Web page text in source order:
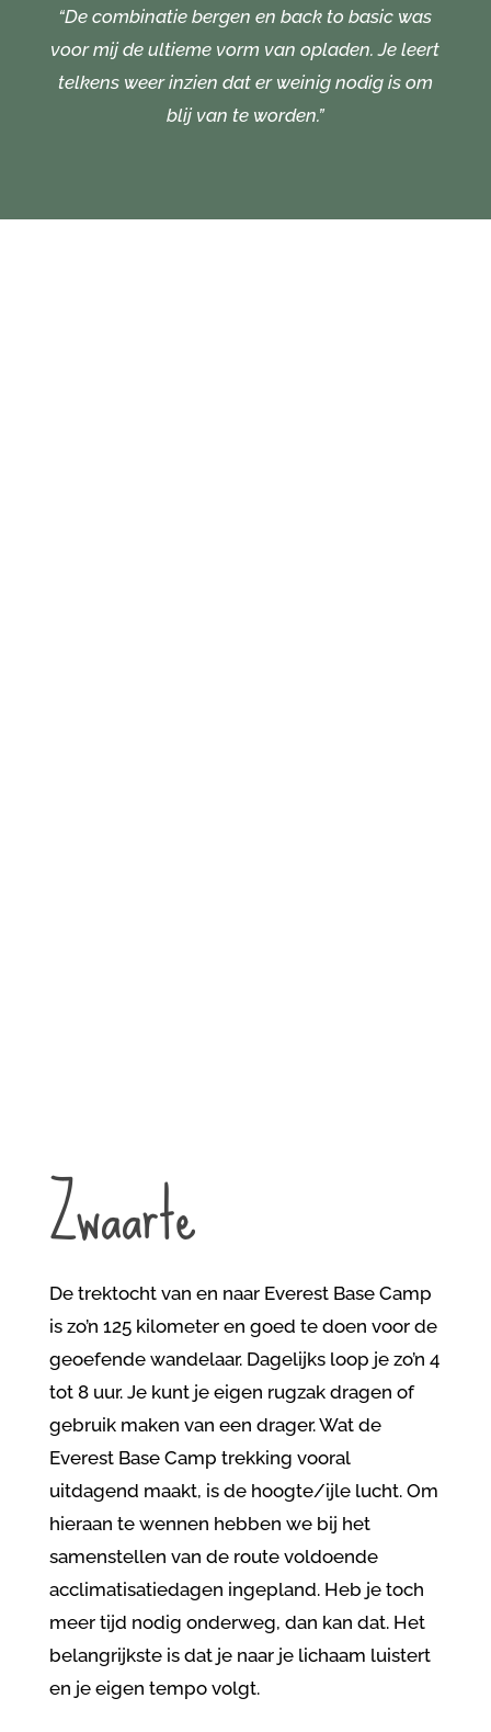
“De combinatie bergen en back to basic was
voor mij de ultieme vorm van opladen. Je leert
telkens weer inzien dat er weinig nodig is om
blij van te worden.”
Zwaarte
De trektocht van en naar Everest Base Camp
is zo’n 125 kilometer en goed te doen voor de
geoefende wandelaar. Dagelijks loop je zo’n 4
tot 8 uur. Je kunt je eigen rugzak dragen of
gebruik maken van een drager. Wat de
Everest Base Camp trekking vooral
uitdagend maakt, is de hoogte/ijle lucht. Om
hieraan te wennen hebben we bij het
samenstellen van de route voldoende
acclimatisatiedagen ingepland. Heb je toch
meer tijd nodig onderweg, dan kan dat. Het
belangrijkste is dat je naar je lichaam luistert
en je eigen tempo volgt.